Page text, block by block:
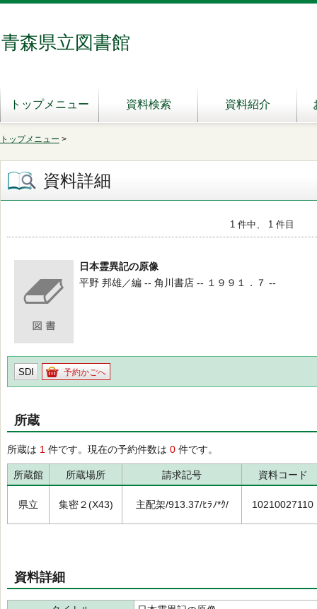
青森県立図書館
トップメニュー 資料検索 資料紹介
トップメニュー >
資料詳細
1 件中、 1 件目
日本霊異記の原像
平野 邦雄／編 -- 角川書店 -- １９９１．７ --
SDI 予約かごへ
所蔵
所蔵は 1 件です。現在の予約件数は 0 件です。
所蔵館 所蔵場所 請求記号 資料コード
県立 集密２(X43) 主配架/913.37/ﾋﾗﾉ*ｸ/ 10210027110
資料詳細